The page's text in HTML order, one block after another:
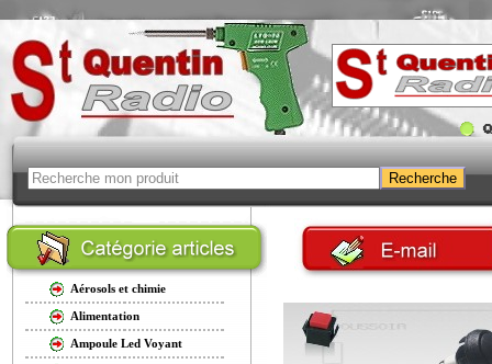
Aérosols et chimie
Alimentation
Ampoule Led Voyant